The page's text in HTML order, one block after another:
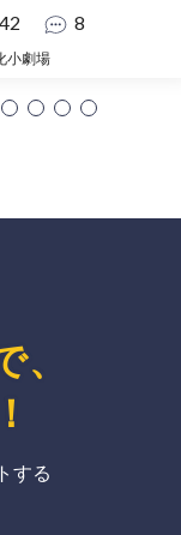
8
小劇場
、
！
する